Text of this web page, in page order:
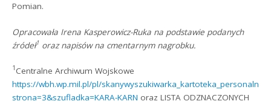
Pomian.
Opracowała Irena Kasperowicz-Ruka na podstawie podanych
źródeł1 oraz napisów na cmentarnym nagrobku.
1 Centralne Archiwum Wojskowe
https://wbh.wp.mil.pl/pl/
strona=3&szufladka=KARA-KARN oraz LISTA ODZNACZONYCH